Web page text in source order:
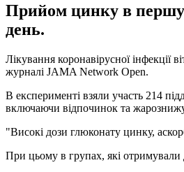
Прийом цинку в першу
день.
Лікування коронавірусної інфекції
журналі JAMA Network Open.
В експерименті взяли участь 214
включаючи відпочинок та
"Високі дози глюконату цинку,
При цьому в групах, які отримували